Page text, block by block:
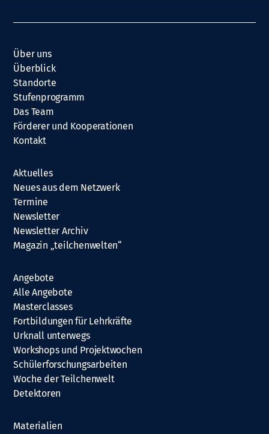
Über uns
Überblick
Standorte
Stufenprogramm
Das Team
Förderer und Kooperationen
Kontakt
Aktuelles
Neues aus dem Netzwerk
Termine
Newsletter
Newsletter Archiv
Magazin „teilchenwelten“
Angebote
Alle Angebote
Masterclasses
Fortbildungen für Lehrkräfte
Urknall unterwegs
Workshops und Projektwochen
Schülerforschungsarbeiten
Woche der Teilchenwelt
Detektoren
Materialien